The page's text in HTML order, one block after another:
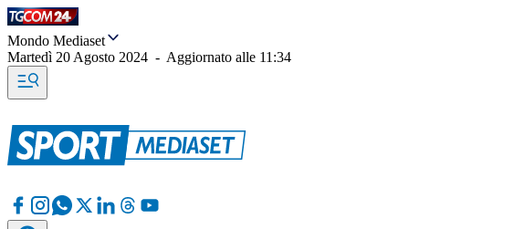
Mondo Mediaset
Martedì 20 Agosto 2024 - Aggiornato alle 11:34